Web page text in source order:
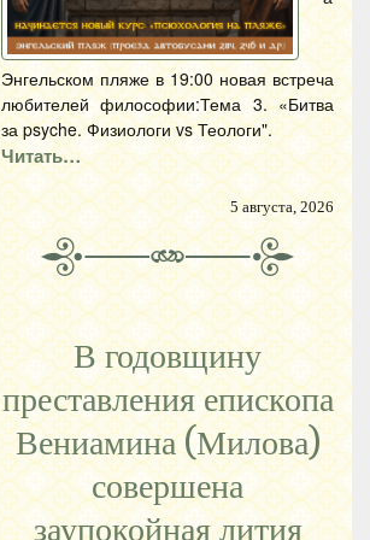
Энгельском пляже в 19:00 новая встреча
любителей философии:Тема 3. «Битва
за psyche. Физиологи vs Теологи".
Читать…
5 августа, 2026
В годовщину
преставления епископа
Вениамина (Милова)
совершена
заупокойная лития